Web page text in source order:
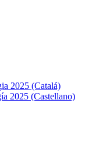
2025 (Catalá)
2025 (Castellano)